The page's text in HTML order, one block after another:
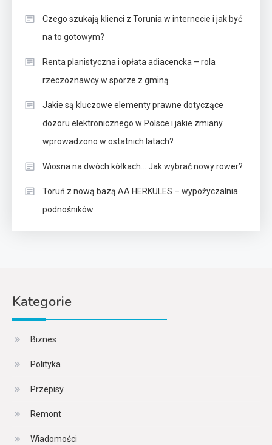
Czego szukają klienci z Torunia w internecie i jak być
na to gotowym?
Renta planistyczna i opłata adiacencka – rola
rzeczoznawcy w sporze z gminą
Jakie są kluczowe elementy prawne dotyczące
dozoru elektronicznego w Polsce i jakie zmiany
wprowadzono w ostatnich latach?
Wiosna na dwóch kółkach… Jak wybrać nowy rower?
Toruń z nową bazą AA HERKULES – wypożyczalnia
podnośników
Kategorie
Biznes
Polityka
Przepisy
Remont
Wiadomości